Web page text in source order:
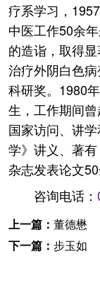
疗系学习，
中医工作50余
的造诣，取得
治疗外阴白色
科研奖。1980
生，工作期间
国家访问、讲
学》讲义、著
杂志发表论文50
咨询电话：
上一篇： 董德懋
下一篇： 步玉如